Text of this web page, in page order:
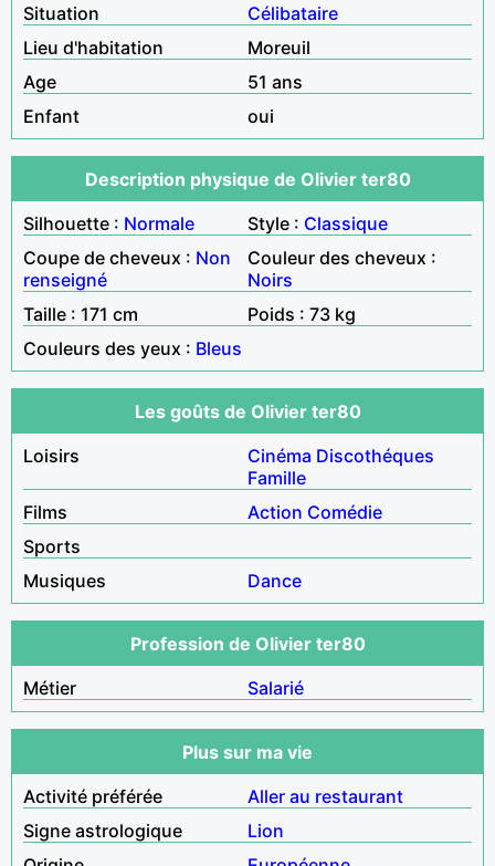
Situation
Célibataire
Lieu d'habitation
Moreuil
Age
51 ans
Enfant
oui
Description physique de Olivier ter80
Silhouette : Normale Style : Classique
Coupe de cheveux : Non
renseigné
Couleur des cheveux :
Noirs
Taille : 171 cm
Poids : 73 kg
Couleurs des yeux : Bleus
Les goûts de Olivier ter80
Loisirs
Cinéma Discothéques
Famille
Films
Action Comédie
Sports
Musiques
Dance
Profession de Olivier ter80
Métier
Salarié
Plus sur ma vie
Activité préférée
Aller au restaurant
Signe astrologique
Lion